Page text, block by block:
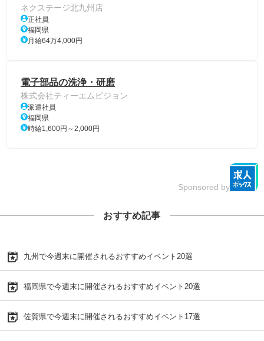
ネクステージ北九州店
正社員
福岡県
月給64万4,000円
電子部品の洗浄・研磨
株式会社ティーエムビジョン
派遣社員
福岡県
時給1,600円～2,000円
Sponsored by
おすすめ記事
九州で今週末に開催されるおすすめイベント20選
福岡県で今週末に開催されるおすすめイベント20選
佐賀県で今週末に開催されるおすすめイベント17選